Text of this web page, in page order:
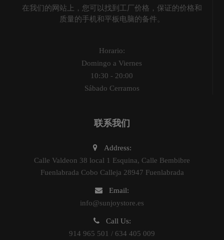
在我们的网站上，您可以找到工厂价格，保证的价格和
质量的手机和平板电脑的备件。
Horario:
Domingo a Viernes
10:30 - 20:00
Sábado Cerramos
联系我们
Address:
Calle Valdeon 38 local 1 Esquina, Calle Bembibre
Fuenlabrada Cobo Calleja 28947 Fuenlabrada
Email:
info@sunjoystore.es
Call Us:
914 965 501 / 634 405 009